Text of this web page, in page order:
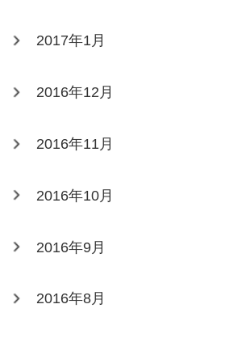
2017年1月
2016年12月
2016年11月
2016年10月
2016年9月
2016年8月